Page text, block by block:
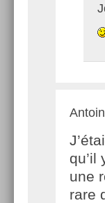
qu’il
une
rare